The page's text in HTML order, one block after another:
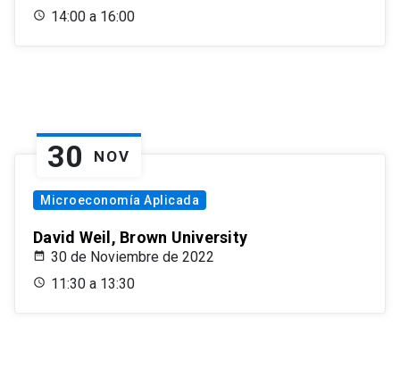
14:00 a 16:00
30 NOV
Microeconomía Aplicada
David Weil, Brown University
30 de Noviembre de 2022
11:30 a 13:30